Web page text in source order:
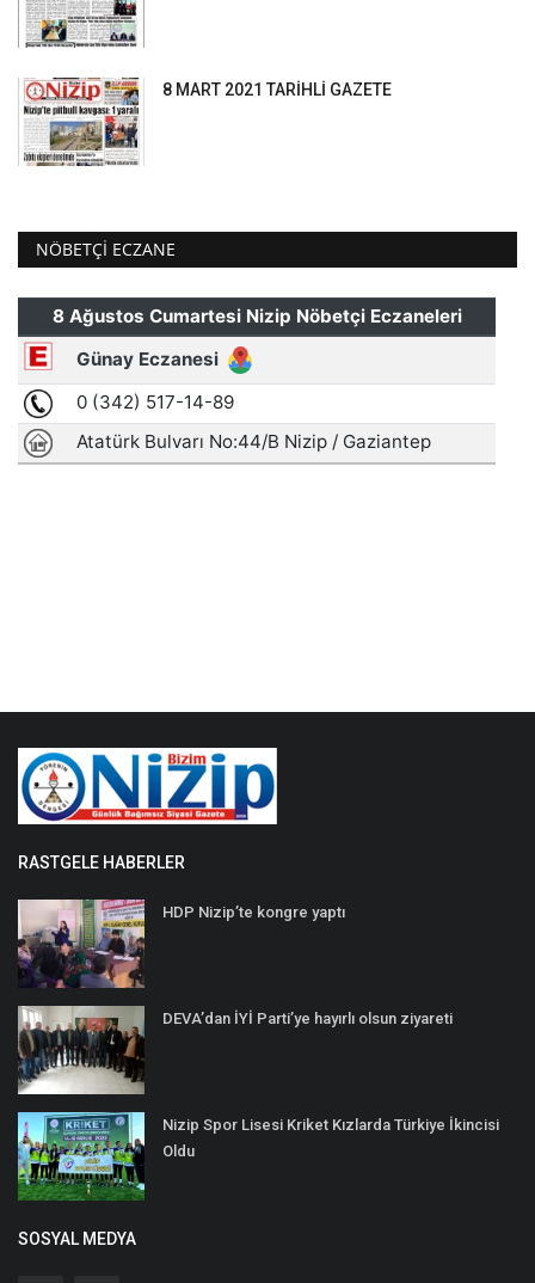
8 MART 2021 TARİHLİ GAZETE
NÖBETÇI ECZANE
RASTGELE HABERLER
HDP Nizip’te kongre yaptı
DEVA’dan İYİ Parti’ye hayırlı olsun ziyareti
Nizip Spor Lisesi Kriket Kızlarda Türkiye İkincisi
Oldu
SOSYAL MEDYA